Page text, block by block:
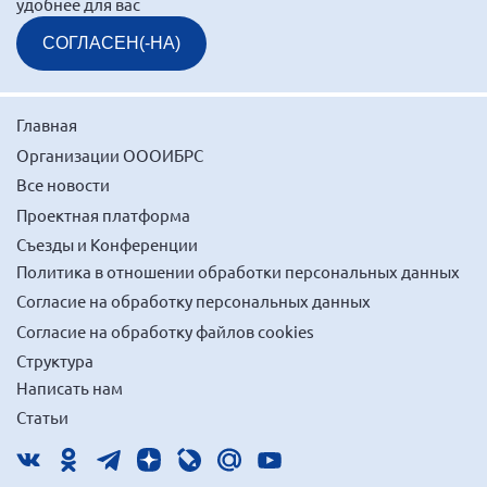
Мурманская область
Нижегородская область
Новгородская область
Новосибирская область
Омская область
Оренбургская область
Пензенская область
Республика Башкортостан
Республика Бурятия
Республика Карелия
Республика Калмыкия
г. Санкт-Петербург
СОГЛАСЕН(-НА)
Главная
Организации ОООИБРС
Все новости
Проектная платформа
Съезды и Конференции
Политика в отношении обработки персональных данных
Согласие на обработку персональных данных
Согласие на обработку файлов cookies
Структура
Написать нам
Статьи